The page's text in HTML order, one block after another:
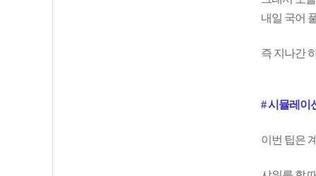
내일 국어
즉 지나간
# 시뮬레이
이번 팁은